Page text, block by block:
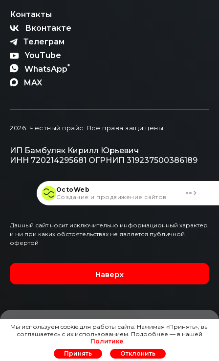
Контакты
Вконтакте
Телеграм
YouTube
WhatsApp*
MAX
2026 . Честный прайс. Все права защищены.
ИП Бамбуляк Кирилл Юрьевич
ИНН 720214295681 ОГРНИП 319237500386189
Данный сайт носит исключительно информационный характер
и ни при каких обстоятельствах не является публичной
офертой
Наверх
OctoWeb
Создание и продвижение сайтов
Мы используем cookie для работы сайта. Нажимая «Принять», вы
соглашаетесь с их использованием. Подробнее — в нашей
Политике.
Принять
Отклонить
ЗАЯВКА НА ЭТОТ АВТО